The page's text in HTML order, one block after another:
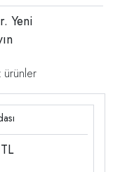
Yeni
ürünler
TL